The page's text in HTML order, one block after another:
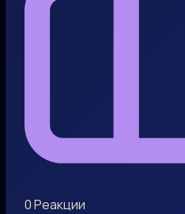
0Реакции